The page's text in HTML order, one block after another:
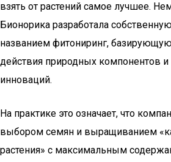
взять от растений самое лучшее.
Бионорика разработала
названием фитониринг,
действия природных компонентов и
инноваций.
На практике это означает, что
выбором семян и выращиванием
растения» с максимальным